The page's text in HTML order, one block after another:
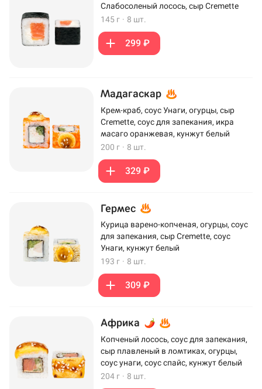
Слабосоленый лосось, сыр Cremette
145 г · 8 шт.
299 ₽
Мадагаскар
Крем-краб, соус Унаги, огурцы, сыр
Cremette, соус для запекания, икра
масаго оранжевая, кунжут белый
200 г · 8 шт.
329 ₽
Гермес
Курица варено-копченая, огурцы, соус
для запекания, сыр Cremette, соус
Унаги, кунжут белый
193 г · 8 шт.
309 ₽
Африка
Копченый лосось, соус для запекания,
сыр плавленый в ломтиках, огурцы,
соус унаги, соус спайс, кунжут белый
204 г · 8 шт.